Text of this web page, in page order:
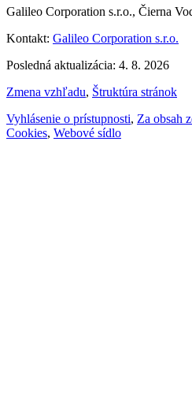
Galileo Corporation s.r.o., Čierna
Kontakt: Galileo Corporation s.r.o.
Posledná aktualizácia: 4. 8. 2026
Zmena vzhľadu, Štruktúra stránok
Vyhlásenie o prístupnosti, Za obsah
Cookies, Webové sídlo